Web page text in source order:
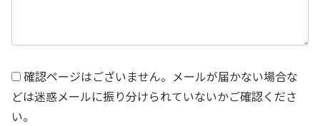
確認ページはございません。メールが届かない場合な
どは迷惑メールに振り分けられていないかご確認くださ
い。